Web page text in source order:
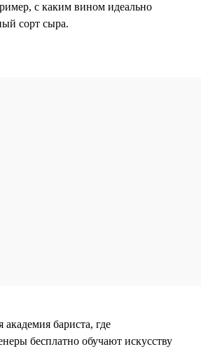
с каким вином идеально
сорт сыра.
академия бариста, где
бесплатно обучают искусству